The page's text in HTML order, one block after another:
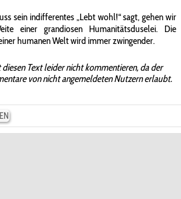
sein indifferentes „Lebt wohl!“ sagt, gehen wir
einer grandiosen Humanitätsduselei. Die
humanen Welt wird immer zwingender.
Text leider nicht kommentieren, da der
von nicht angemeldeten Nutzern erlaubt.